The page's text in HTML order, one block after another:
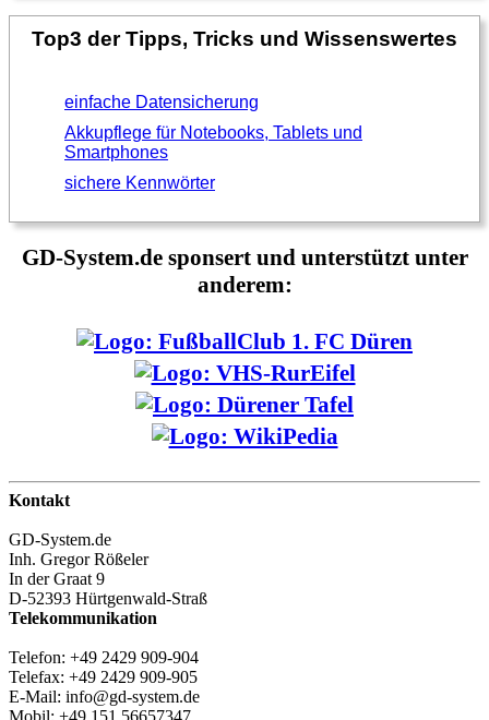
Top3 der Tipps, Tricks und Wissenswertes
einfache Datensicherung
Akkupflege für Notebooks, Tablets und
Smartphones
sichere Kennwörter
GD-System.de sponsert und unterstützt unter
anderem:
Kontakt
GD-System.de
Inh. Gregor Rößeler
In der Graat 9
D-52393 Hürtgenwald-Straß
Telekommunikation
Telefon: +49 2429 909-904
Telefax: +49 2429 909-905
E-Mail: info@gd-system.de
Mobil: +49 151 56657347